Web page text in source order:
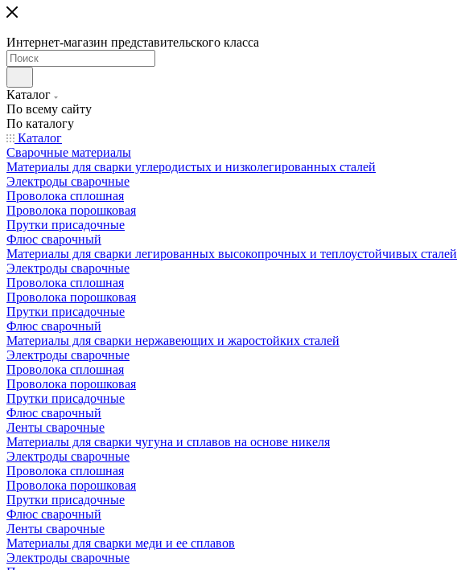
Интернет-магазин представительского класса
Каталог
По всему сайту
По каталогу
Каталог
Сварочные материалы
Материалы для сварки углеродистых и низколегированных сталей
Электроды сварочные
Проволока сплошная
Проволока порошковая
Прутки присадочные
Флюс сварочный
Материалы для сварки легированных высокопрочных и теплоустойчивых сталей
Электроды сварочные
Проволока сплошная
Проволока порошковая
Прутки присадочные
Флюс сварочный
Материалы для сварки нержавеющих и жаростойких сталей
Электроды сварочные
Проволока сплошная
Проволока порошковая
Прутки присадочные
Флюс сварочный
Ленты сварочные
Материалы для сварки чугуна и сплавов на основе никеля
Электроды сварочные
Проволока сплошная
Проволока порошковая
Прутки присадочные
Флюс сварочный
Ленты сварочные
Материалы для сварки меди и ее сплавов
Электроды сварочные